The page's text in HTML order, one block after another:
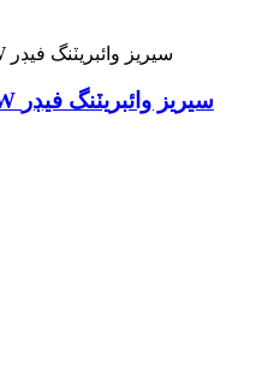
مائننگ مشين-ZW سيريز وائبريٽنگ فيڊر